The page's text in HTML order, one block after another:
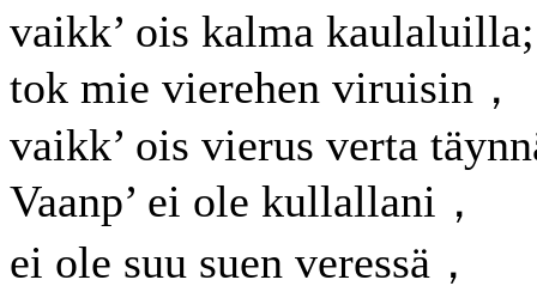
vaikk’ ois kalma kaulaluilla;
tok mie vierehen viruisin，
vaikk’ ois vierus verta
Vaanp’ ei ole kullallani，
ei ole suu suen veressä，